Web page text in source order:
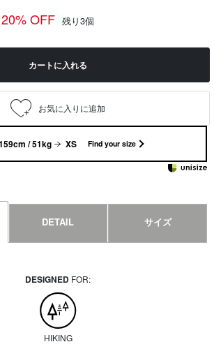
20% OFF 残り3個
カートに入れる
/ 51kg XS Find your size
DETAIL サイズ
DESIGNED FOR:
HIKING